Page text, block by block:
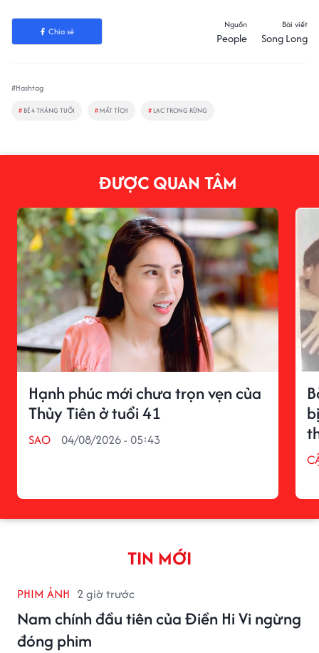
Chia sẻ
Nguồn
People
Bài viết
Song Long
#Hashtag
# BÉ 4 THÁNG TUỔI # MẤT TÍCH # LẠC TRONG RỪNG
ĐƯỢC QUAN TÂM
Hạnh phúc mới chưa trọn vẹn của
Thủy Tiên ở tuổi 41
SAO 04/08/2026 - 05:43
TIN MỚI
PHIM ẢNH 2 giờ trước
Nam chính đầu tiên của Điền Hi Vi ngừng
đóng phim